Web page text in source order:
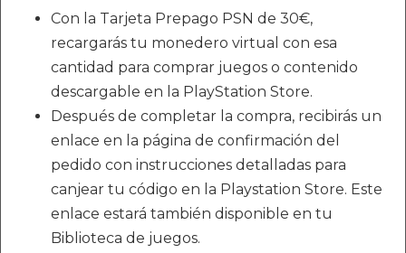
Con la Tarjeta Prepago PSN de 30€,
recargarás tu monedero virtual con esa
cantidad para comprar juegos o contenido
descargable en la PlayStation Store.
Después de completar la compra, recibirás un
enlace en la página de confirmación del
pedido con instrucciones detalladas para
canjear tu código en la Playstation Store. Este
enlace estará también disponible en tu
Biblioteca de juegos.